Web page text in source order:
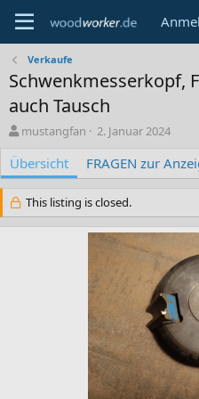
Verkaufe
Schwenkmesserkopf,
auch Tausch
A
t
o
mustangfan
C
e
a
i
o
n
d
a
t
2. Januar 2024
Übersicht FRAGEN zur
This listing is closed.